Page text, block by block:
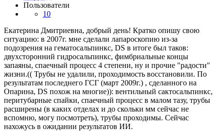
Пользователи
10
Екатерина Дмитриевна, добрый день! Кратко опишу свою
ситуацию: в 2007г. мне сделали лапароскопию из-за
подозрения на гематосальпинкс, DS в итоге был таков:
двухсторонний гидросальпинкс, фимбриальные концы
запаяны, спаечный процесс 4 степени, ну и прочие "радости"
жизни.(( Трубы не удалили, проходимость восстановили. По
результатам последнего ГСГ (март 2009г.) , сделанного на
Опарина, DS похож на многие)): вентильный сактосальпинкс,
перитубарные спайки, спаечный процесс в малом тазу, трубы
расширены (в каких отделах и до скольки мм сейчас не
вспомню, могу посмотреть), трубы проходимы. Сейчас
нахожусь в ожидании результатов ИИ.